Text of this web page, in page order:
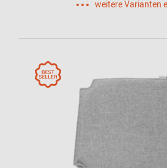
weitere Varianten